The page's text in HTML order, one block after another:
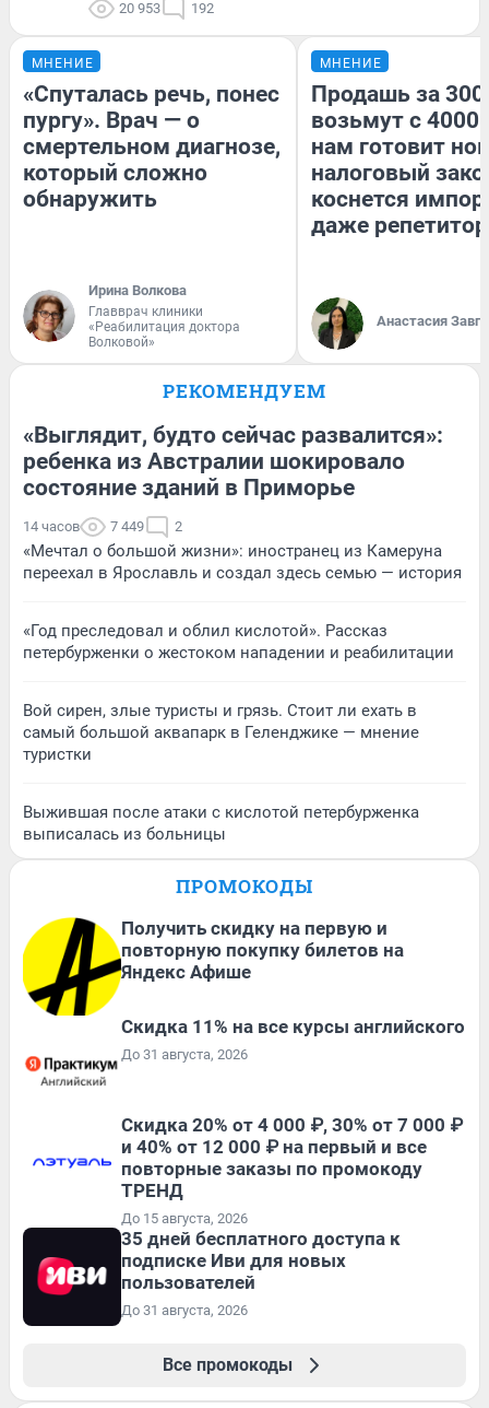
20 953 192
МНЕНИЕ
«Спуталась речь, понес
пургу». Врач — о
смертельном диагнозе,
который сложно
обнаружить
Ирина Волкова
Главврач клиники
«Реабилитация доктора
Волковой»
МНЕНИЕ
Продашь за
возьмут с
нам готовит
налоговый
коснется
даже
Анастасия
РЕКОМЕНДУЕМ
«Выглядит, будто сейчас развалится»:
ребенка из Австралии шокировало
состояние зданий в Приморье
14 часов 7 449 2
«Мечтал о большой жизни»: иностранец из Камеруна
переехал в Ярославль и создал здесь семью — история
«Год преследовал и облил кислотой». Рассказ
петербурженки о жестоком нападении и реабилитации
Вой сирен, злые туристы и грязь. Стоит ли ехать в
самый большой аквапарк в Геленджике — мнение
туристки
Выжившая после атаки с кислотой петербурженка
выписалась из больницы
ПРОМОКОДЫ
Получить скидку на первую и
повторную покупку билетов на
Яндекс Афише
Скидка 11% на все курсы английского
До 31 августа, 2026
Скидка 20% от 4 000 ₽, 30% от 7 000 ₽
и 40% от 12 000 ₽ на первый и все
повторные заказы по промокоду
ТРЕНД
До 15 августа, 2026
35 дней бесплатного доступа к
подписке Иви для новых
пользователей
До 31 августа, 2026
Все промокоды